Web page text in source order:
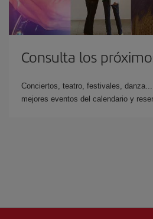
Consulta los
Conciertos, teatro, festivales,
mejores eventos del calendario y